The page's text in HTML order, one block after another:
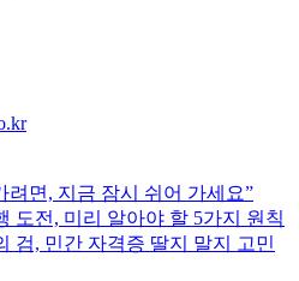
려면, 지금 잠시 쉬어 가세요”
도전, 미리 알아야 할 5가지 원칙
검, 민간 자격증 딸지 말지 고민